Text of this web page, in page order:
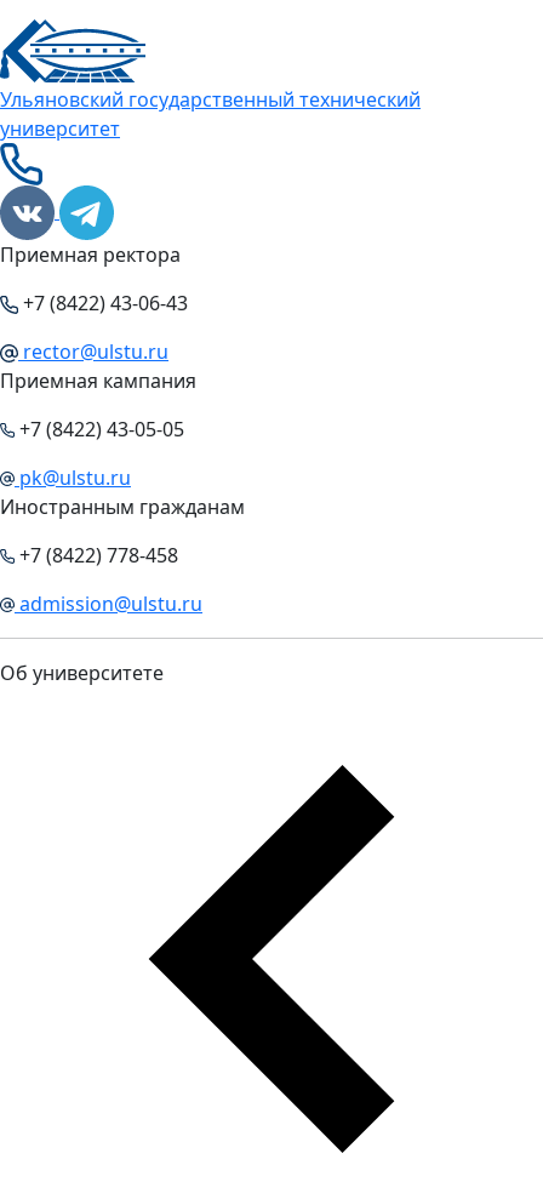
Ульяновский государственный технический
университет
Приемная ректора
+7 (8422) 43-06-43
rector@ulstu.ru
Приемная кампания
+7 (8422) 43-05-05
pk@ulstu.ru
Иностранным гражданам
+7 (8422) 778-458
admission@ulstu.ru
Об университете